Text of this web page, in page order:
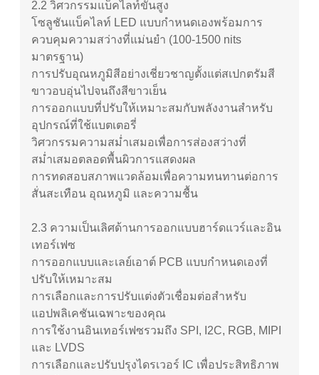
2.2 วิศวกรรมแบ็คไลท์ขั้นสูง
โซลูชันแบ็คไลท์ LED แบบกำหนดเองพร้อมการ
ควบคุมความสว่างที่แม่นยำ (100-1500 nits
มาตรฐาน)
การปรับอุณหภูมิสีอย่างเชี่ยวชาญตั้งแต่สเปกตรัมสี
ขาวอบอุ่นไปจนถึงสีขาวเย็น
การออกแบบที่ปรับให้เหมาะสมกับพลังงานสำหรับ
อุปกรณ์ที่ใช้แบตเตอรี่
วิศวกรรมความสม่ำเสมอเพื่อการส่องสว่างที่
สม่ำเสมอตลอดพื้นผิวการแสดงผล
การทดสอบสภาพแวดล้อมเพื่อความทนทานต่อการ
สั่นสะเทือน อุณหภูมิ และความชื้น
2.3 ความเป็นเลิศด้านการออกแบบฮาร์ดแวร์และอิน
เทอร์เฟซ
การออกแบบและเลย์เอาต์ PCB แบบกำหนดเองที่
ปรับให้เหมาะสม
การเลือกและการปรับแต่งตัวเชื่อมต่อสำหรับ
แอปพลิเคชันเฉพาะของคุณ
การใช้งานอินเทอร์เฟซรวมถึง SPI, I2C, RGB, MIPI
และ LVDS
การเลือกและปรับปรุงไดรเวอร์ IC เพื่อประสิทธิภาพ